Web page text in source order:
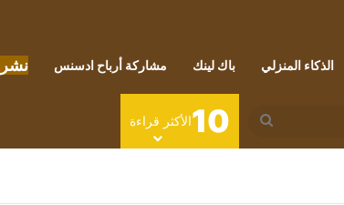
الذكاء المنزلي باك لينك مشاركة أرباح ادسنس
بحث
عن
10الأكثر قراءة